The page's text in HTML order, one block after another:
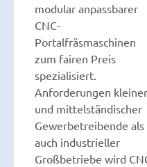
modular anpassbarer
CNC-
Portalfräsmaschinen
zum fairen Preis
spezialisiert.
Anforderungen kleiner
und mittelständischer
Gewerbetreibende als
auch industrieller
Großbetriebe wird